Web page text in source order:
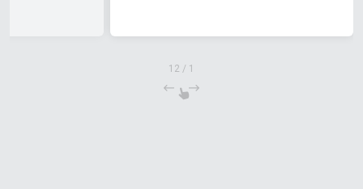
1
/
12